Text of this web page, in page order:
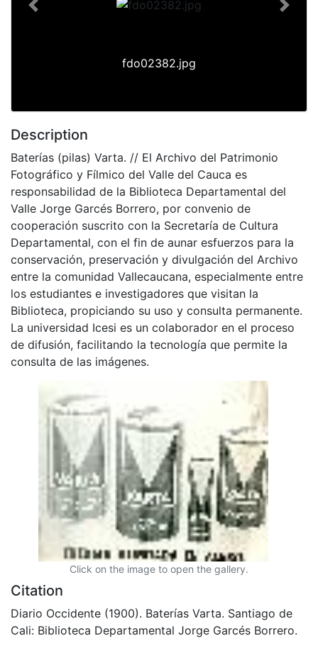
fdo02382.jpg
Previous Next
Description
Baterías (pilas) Varta. // El Archivo del Patrimonio
Fotográfico y Fílmico del Valle del Cauca es
responsabilidad de la Biblioteca Departamental del
Valle Jorge Garcés Borrero, por convenio de
cooperación suscrito con la Secretaría de Cultura
Departamental, con el fin de aunar esfuerzos para la
conservación, preservación y divulgación del Archivo
entre la comunidad Vallecaucana, especialmente entre
los estudiantes e investigadores que visitan la
Biblioteca, propiciando su uso y consulta permanente.
La universidad Icesi es un colaborador en el proceso
de difusión, facilitando la tecnología que permite la
consulta de las imágenes.
Click on the image to open the gallery.
Citation
Diario Occidente (1900). Baterías Varta. Santiago de
Cali: Biblioteca Departamental Jorge Garcés Borrero.